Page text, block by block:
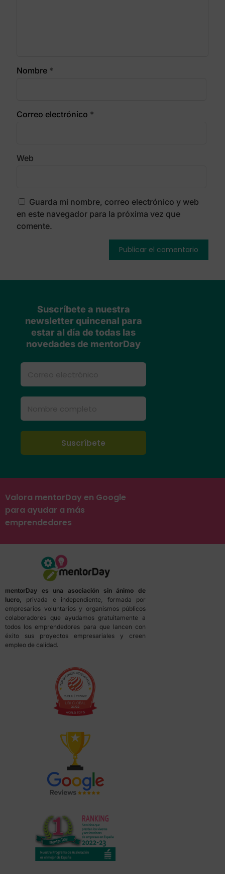
Nombre *
Correo electrónico *
Web
Guarda mi nombre, correo electrónico y web
en este navegador para la próxima vez que
comente.
Suscríbete a nuestra
newsletter quincenal para
estar al día de todas las
novedades de mentorDay
Valora mentorDay en Google
para ayudar a más
emprendedores
mentorDay es una asociación sin ánimo de
lucro, privada e independiente, formada por
empresarios voluntarios y organismos públicos
colaboradores que ayudamos gratuitamente a
todos los emprendedores para que lancen con
éxito sus proyectos empresariales y creen
empleo de calidad.